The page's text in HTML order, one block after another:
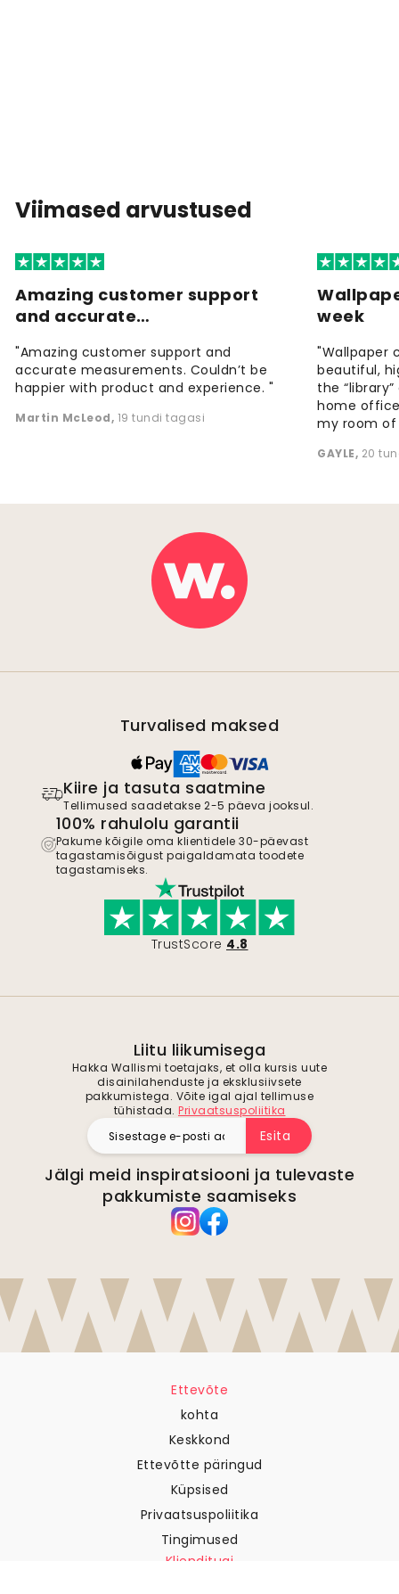
Viimased arvustused
Amazing customer support
and accurate…
"Amazing customer support and
accurate measurements. Couldn’t be
happier with product and experience. "
Martin McLeod, 19 tundi tagasi
week
"Wallpaper
beautiful,
the
home
my room of
GAYLE, 20
Turvalised maksed
Kiire ja tasuta saatmine
Tellimused saadetakse 2-5 päeva jooksul.
100% rahulolu garantii
Pakume kõigile oma klientidele 30-päevast
tagastamisõigust paigaldamata toodete
tagastamiseks.
TrustScore 4.8
Liitu liikumisega
Hakka Wallismi toetajaks, et olla kursis uute
disainilahenduste ja eksklusiivsete
pakkumistega. Võite igal ajal tellimuse
tühistada. Privaatsuspoliitika
Esita
Jälgi meid inspiratsiooni ja tulevaste
pakkumiste saamiseks
Ettevõte
kohta
Keskkond
Ettevõtte päringud
Küpsised
Privaatsuspoliitika
Tingimused
Klienditugi